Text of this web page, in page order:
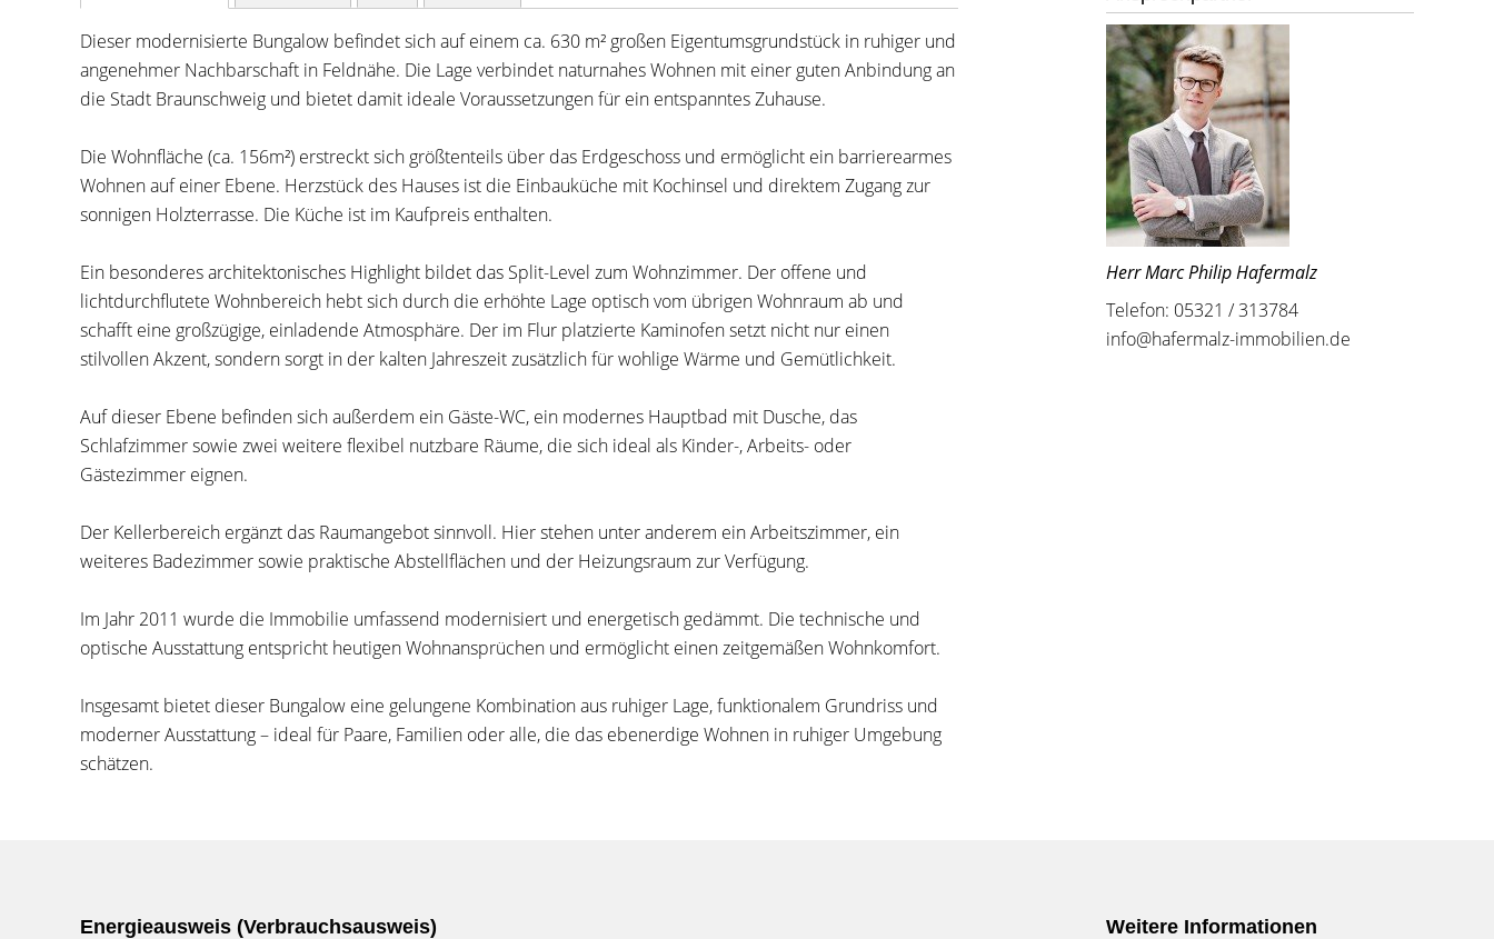
Dieser modernisierte Bungalow befindet sich auf einem ca. 630 m² großen Eigentumsgrundstück in ruhiger und
angenehmer Nachbarschaft in Feldnähe. Die Lage verbindet naturnahes Wohnen mit einer guten Anbindung an
die Stadt Braunschweig und bietet damit ideale Voraussetzungen für ein entspanntes Zuhause.
Die Wohnfläche (ca. 156m²) erstreckt sich größtenteils über das Erdgeschoss und ermöglicht ein barrierearmes
Wohnen auf einer Ebene. Herzstück des Hauses ist die Einbauküche mit Kochinsel und direktem Zugang zur
sonnigen Holzterrasse. Die Küche ist im Kaufpreis enthalten.
Ein besonderes architektonisches Highlight bildet das Split-Level zum Wohnzimmer. Der offene und
lichtdurchflutete Wohnbereich hebt sich durch die erhöhte Lage optisch vom übrigen Wohnraum ab und
schafft eine großzügige, einladende Atmosphäre. Der im Flur platzierte Kaminofen setzt nicht nur einen
stilvollen Akzent, sondern sorgt in der kalten Jahreszeit zusätzlich für wohlige Wärme und Gemütlichkeit.
Auf dieser Ebene befinden sich außerdem ein Gäste-WC, ein modernes Hauptbad mit Dusche, das
Schlafzimmer sowie zwei weitere flexibel nutzbare Räume, die sich ideal als Kinder-, Arbeits- oder
Gästezimmer eignen.
Der Kellerbereich ergänzt das Raumangebot sinnvoll. Hier stehen unter anderem ein Arbeitszimmer, ein
weiteres Badezimmer sowie praktische Abstellflächen und der Heizungsraum zur Verfügung.
Im Jahr 2011 wurde die Immobilie umfassend modernisiert und energetisch gedämmt. Die technische und
optische Ausstattung entspricht heutigen Wohnansprüchen und ermöglicht einen zeitgemäßen Wohnkomfort.
Insgesamt bietet dieser Bungalow eine gelungene Kombination aus ruhiger Lage, funktionalem Grundriss und
moderner Ausstattung – ideal für Paare, Familien oder alle, die das ebenerdige Wohnen in ruhiger Umgebung
schätzen.
Herr Marc Philip Hafermalz
Telefon: 05321 / 313784
info@hafermalz-immobilien.de
Energieausweis (Verbrauchsausweis) Weitere Informationen